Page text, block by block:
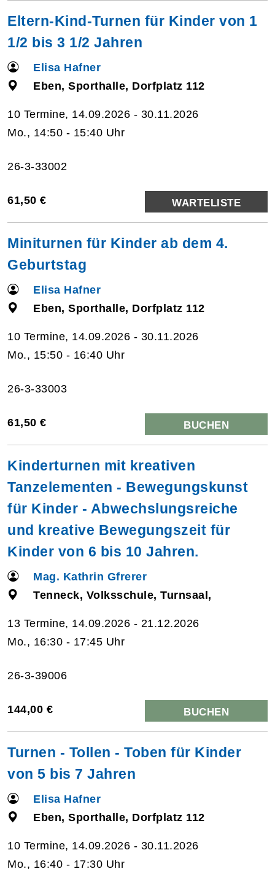
Eltern-Kind-Turnen für Kinder von 1
1/2 bis 3 1/2 Jahren
Elisa Hafner
Eben, Sporthalle, Dorfplatz 112
10 Termine, 14.09.2026 - 30.11.2026
Mo., 14:50 - 15:40 Uhr
26-3-33002
61,50 € WARTELISTE
Miniturnen für Kinder ab dem 4.
Geburtstag
Elisa Hafner
Eben, Sporthalle, Dorfplatz 112
10 Termine, 14.09.2026 - 30.11.2026
Mo., 15:50 - 16:40 Uhr
26-3-33003
61,50 € BUCHEN
Kinderturnen mit kreativen
Tanzelementen - Bewegungskunst
für Kinder - Abwechslungsreiche
und kreative Bewegungszeit für
Kinder von 6 bis 10 Jahren.
Mag. Kathrin Gfrerer
Tenneck, Volksschule, Turnsaal,
13 Termine, 14.09.2026 - 21.12.2026
Mo., 16:30 - 17:45 Uhr
26-3-39006
144,00 € BUCHEN
Turnen - Tollen - Toben für Kinder
von 5 bis 7 Jahren
Elisa Hafner
Eben, Sporthalle, Dorfplatz 112
10 Termine, 14.09.2026 - 30.11.2026
Mo., 16:40 - 17:30 Uhr